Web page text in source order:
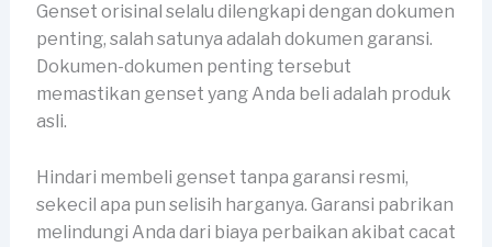
Genset orisinal selalu dilengkapi dengan dokumen
penting, salah satunya adalah dokumen garansi.
Dokumen-dokumen penting tersebut
memastikan genset yang Anda beli adalah produk
asli.
Hindari membeli genset tanpa garansi resmi,
sekecil apa pun selisih harganya. Garansi pabrikan
melindungi Anda dari biaya perbaikan akibat cacat